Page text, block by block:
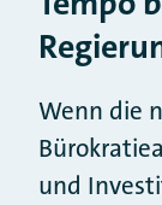
Wenn die
und